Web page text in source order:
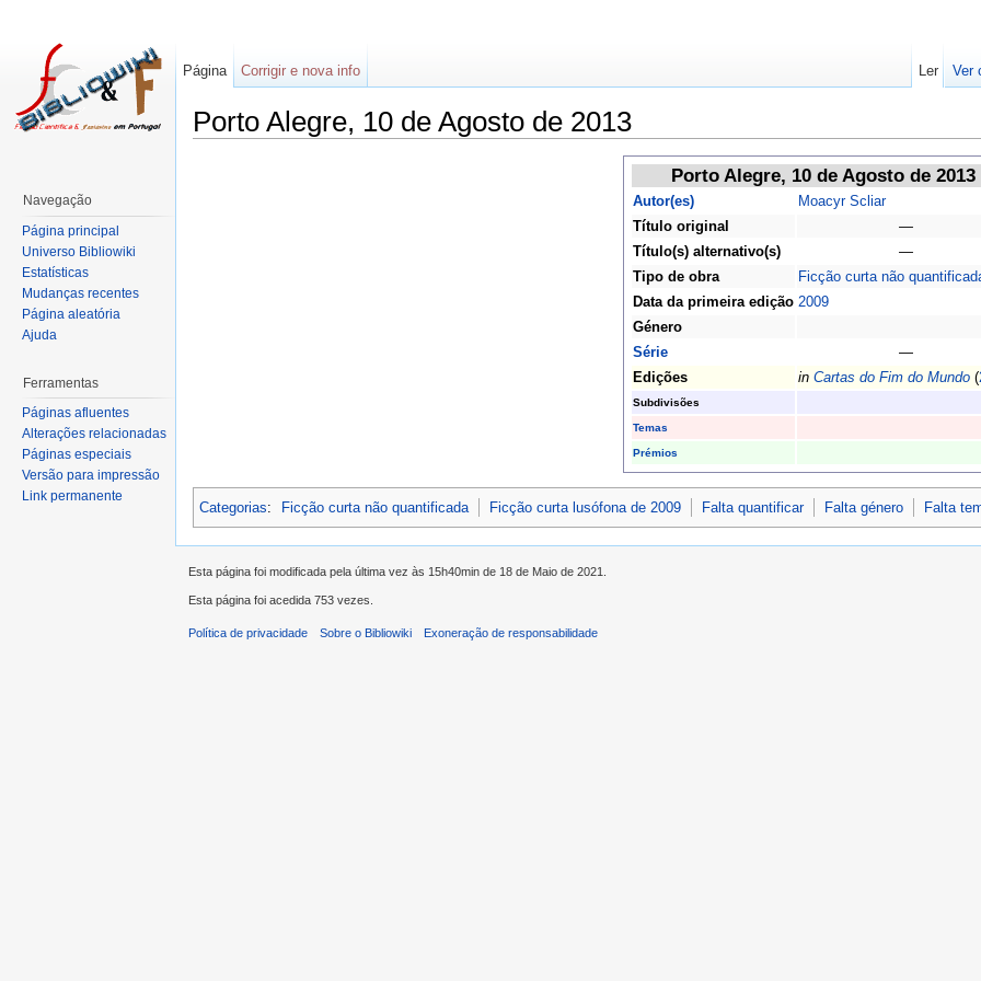
Porto Alegre, 10 de Agosto de 2013
Porto Alegre, 10 de Agosto de 2013
Autor(es)
Moacyr Scliar
Título original
—
Título(s) alternativo(s)
—
Tipo de obra
Ficção curta não
Data da primeira edição 2009
Género
Série
—
Edições
in Cartas do Fim do Mundo (
Subdivisões
Temas
Prémios
Categorias: Ficção curta não quantificada Ficção curta lusófona de 2009 Falta quantificar Falta género Falta
Página Corrigir e nova info Ler Ver
Navegação
Página principal
Universo Bibliowiki
Estatísticas
Mudanças recentes
Página aleatória
Ajuda
Ferramentas
Páginas afluentes
Alterações relacionadas
Páginas especiais
Versão para impressão
Link permanente
Esta página foi modificada pela última vez às 15h40min de 18 de Maio de 2021.
Esta página foi acedida 753 vezes.
Política de privacidade Sobre o Bibliowiki Exoneração de responsabilidade